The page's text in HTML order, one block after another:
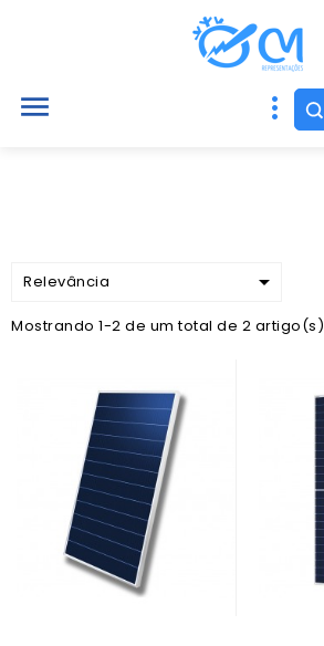

Relevância 
Mostrando 1-2 de um total de 2 artigo(s)